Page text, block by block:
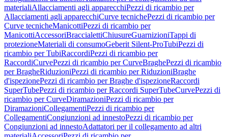
materialiAllacciamenti agli apparecchiPezzi di ricambio per
Allacciamenti agli apparecchiCurve tecnichePezzi di ricambio per
Curve tecnicheManicottiPezzi di ricambio per
ManicottiAccessoriBraccialettiChiusureGuarnizioniTappi di
protezioneMateriali di consumoGeberit Silent-ProTubiPezzi di
ricambio per TubiRaccordiPezzi di ricambio per
RaccordiCurvePezzi di ricambio per CurveBraghePezzi di ricambio
per BragheRiduzioniPezzi di ricambio per RiduzioniBraghe
d'ispezionePezzi di ricambio per Braghe d'ispezioneRaccordi
SuperTubePezzi di ricambio per Raccordi SuperTubeCurvePezzi di
ricambio per CurveDiramazioniPezzi di ricambio per
DiramazioniCollegamentiPezzi di ricambio per
CollegamentiCongiunzioni ad innestoPezzi di ricambio per
Congiunzioni ad innestoAdattatori per il collegamento ad altri